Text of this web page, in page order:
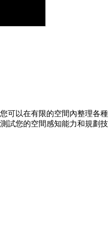
可以在有限的空間內整理各種
試您的空間感知能力和規劃技